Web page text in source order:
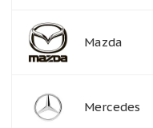
Mazda
Mercedes